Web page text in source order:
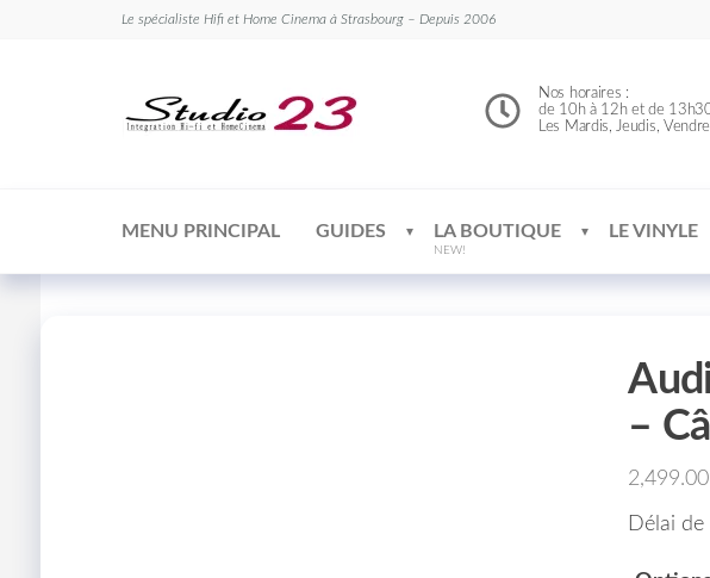
Le spécialiste Hifi et Home Cinema à Strasbourg – Depuis 2006
Nos horaires :
de 10h à 12h et de
Les Mardis, Jeudis,
MENU PRINCIPAL GUIDES LA BOUTIQUE
NEW!
LE VINYLE
–
Délai